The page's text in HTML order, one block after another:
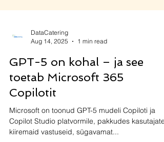
Aug 14, 2025
1 min read
GPT-5 on kohal – ja see
toetab Microsoft 365
Copilotit
Microsoft on toonud GPT-5 mudeli Copiloti ja